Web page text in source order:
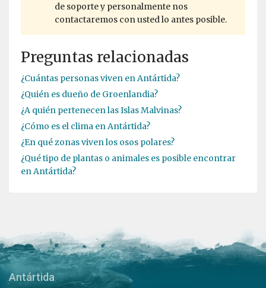
de soporte y personalmente nos
contactaremos con usted lo antes posible.
Preguntas relacionadas
¿Cuántas personas viven en Antártida?
¿Quién es dueño de Groenlandia?
¿A quién pertenecen las Islas Malvinas?
¿Cómo es el clima en Antártida?
¿En qué zonas viven los osos polares?
¿Qué tipo de plantas o animales es posible encontrar
en Antártida?
Antártida